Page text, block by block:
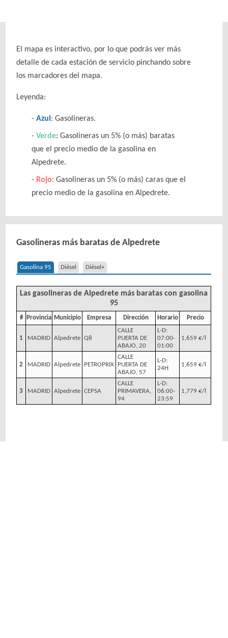
El mapa es interactivo, por lo que podrás ver más
detalle de cada estación de servicio pinchando sobre
los marcadores del mapa.
Leyenda:
Azul : Gasolineras.
Verde: Gasolineras un 5% (o más) baratas
que el precio medio de la gasolina en
Alpedrete.
Rojo: Gasolineras un 5% (o más) caras que el
precio medio de la gasolina en Alpedrete.
Gasolineras más baratas de Alpedrete
Gasolina 95 Diésel Diésel+
Las gasolineras de Alpedrete más baratas con gasolina
95
# Provincia Municipio Empresa Dirección Horario Precio
1 MADRID Alpedrete Q8
CALLE
PUERTA DE
ABAJO, 20
L-D:
07:00-
01:00
1,659 €/l
2 MADRID Alpedrete PETROPRIX
CALLE
PUERTA DE
ABAJO, 57
L-D:
24H
1,659 €/l
3 MADRID Alpedrete CEPSA
CALLE
PRIMAVERA,
94
L-D:
06:00-
23:59
1,779 €/l